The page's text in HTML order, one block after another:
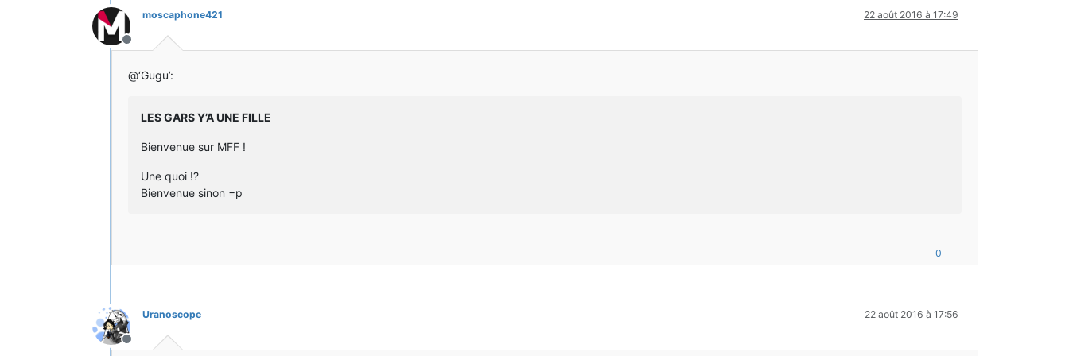
Hors-ligne
moscaphone421 22 août 2016 à 17:49
@‘Gugu’:
LES GARS Y’A UNE FILLE
Bienvenue sur MFF !
Une quoi !?
Bienvenue sinon =p
0
Hors-ligne
Uranoscope 22 août 2016 à 17:56